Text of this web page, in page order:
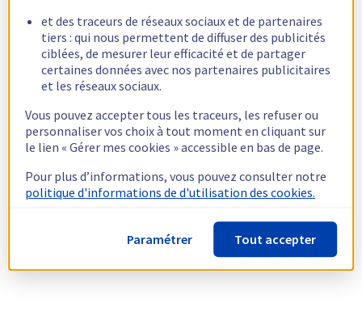
et des traceurs de réseaux sociaux et de partenaires
tiers : qui nous permettent de diffuser des publicités
ciblées, de mesurer leur efficacité et de partager
certaines données avec nos partenaires publicitaires
et les réseaux sociaux.
Vous pouvez accepter tous les traceurs, les refuser ou
personnaliser vos choix à tout moment en cliquant sur
le lien « Gérer mes cookies » accessible en bas de page.
Pour plus d’informations, vous pouvez consulter notre
politique d'informations de d'utilisation des cookies.
Paramétrer Tout accepter